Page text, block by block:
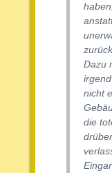
Dazu
nicht
die